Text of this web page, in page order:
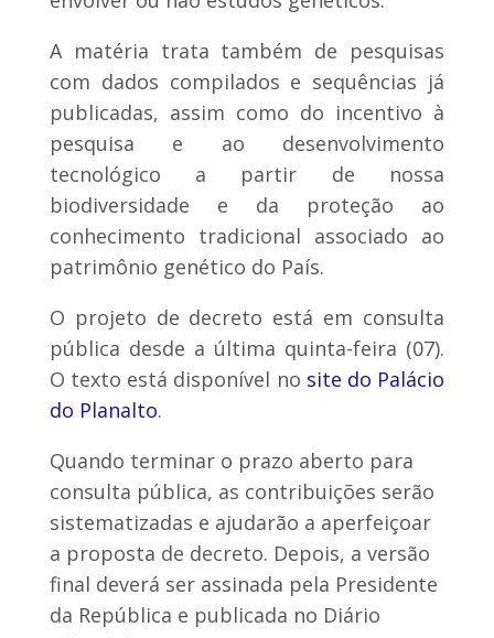
A matéria trata também de pesquisas
com dados compilados e sequências já
publicadas, assim como do incentivo à
pesquisa e ao desenvolvimento
tecnológico a partir de nossa
biodiversidade e da proteção ao
conhecimento tradicional associado ao
patrimônio genético do País.
O projeto de decreto está em consulta
pública desde a última quinta-feira (07).
O texto está disponível no site do Palácio
do Planalto.
Quando terminar o prazo aberto para
consulta pública, as contribuições serão
sistematizadas e ajudarão a aperfeiçoar
a proposta de decreto. Depois, a versão
final deverá ser assinada pela Presidente
da República e publicada no Diário